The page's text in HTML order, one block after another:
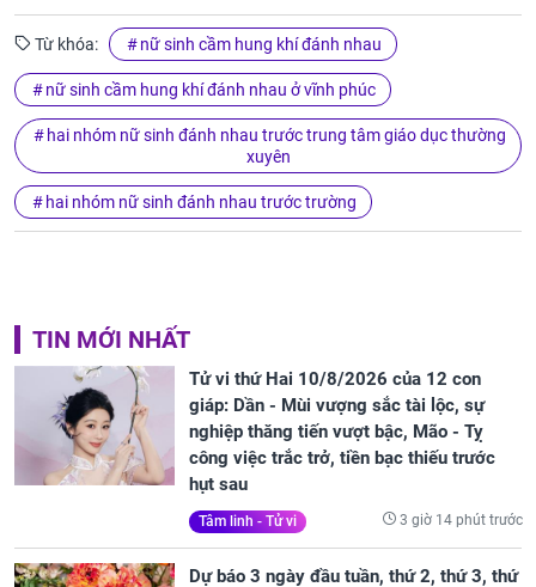
Từ khóa: nữ sinh cầm hung khí đánh nhau
nữ sinh cầm hung khí đánh nhau ở vĩnh phúc
hai nhóm nữ sinh đánh nhau trước trung tâm giáo dục thường
xuyên
hai nhóm nữ sinh đánh nhau trước trường
TIN MỚI NHẤT
Tử vi thứ Hai 10/8/2026 của 12 con
giáp: Dần - Mùi vượng sắc tài lộc, sự
nghiệp thăng tiến vượt bậc, Mão - Tỵ
công việc trắc trở, tiền bạc thiếu trước
hụt sau
Tâm linh - Tử vi 3 giờ 14 phút trước
Dự báo 3 ngày đầu tuần, thứ 2, thứ 3, thứ